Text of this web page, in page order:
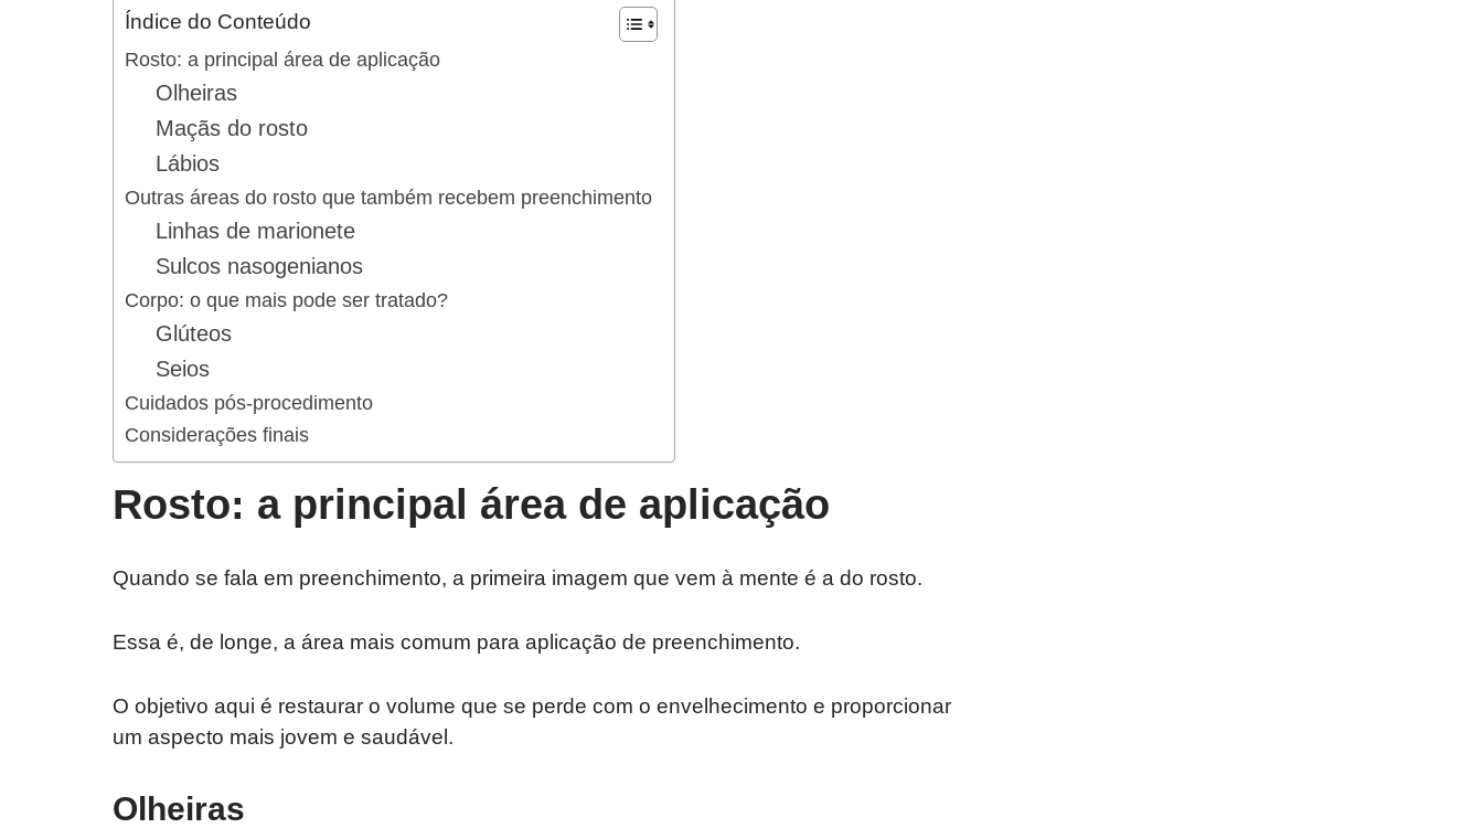
Índice do Conteúdo
Rosto: a principal área de aplicação
Olheiras
Maçãs do rosto
Lábios
Outras áreas do rosto que também recebem preenchimento
Linhas de marionete
Sulcos nasogenianos
Corpo: o que mais pode ser tratado?
Glúteos
Seios
Cuidados pós-procedimento
Considerações finais
Rosto: a principal área de aplicação
Quando se fala em preenchimento, a primeira imagem que vem à mente é a do rosto.
Essa é, de longe, a área mais comum para aplicação de preenchimento.
O objetivo aqui é restaurar o volume que se perde com o envelhecimento e proporcionar
um aspecto mais jovem e saudável.
Olheiras